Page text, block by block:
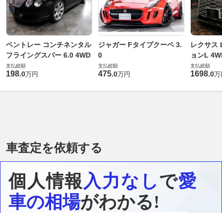
ベントレー コンチネンタル
フライングスパー 6.0 4WD
支払総額
198.0万円
ジャガー Fタイプクーペ 3.
0
支払総額
475.0万円
レクサス
ョンL
支払総額
1698.0万
車査定を依頼する
個人情報入力なしで愛
車の相場がわかる!